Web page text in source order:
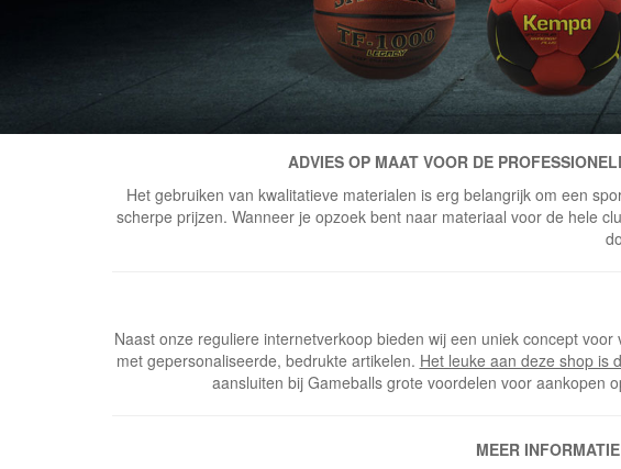
ADVIES OP MAAT VOOR DE
Het gebruiken van kwalitatieve materialen is erg belangrijk om een
scherpe prijzen. Wanneer je opzoek bent naar materiaal voor de hele
Naast onze reguliere internetverkoop bieden wij een uniek concept
met gepersonaliseerde, bedrukte artikelen. Het leuke aan deze shop is
aansluiten bij Gameballs grote voordelen voor aankopen
MEER